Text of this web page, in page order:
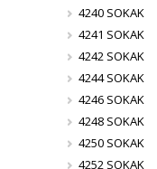
4240 SOKAK
4241 SOKAK
4242 SOKAK
4244 SOKAK
4246 SOKAK
4248 SOKAK
4250 SOKAK
4252 SOKAK